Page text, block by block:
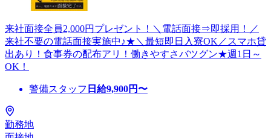
来社面接全員2,000円プレゼント！＼電話面接⇒即採用！／
来社不要の電話面接実施中♪★＼最短即日入寮OK／スマホ貸
出あり！食事券の配布アリ！働きやすさバツグン★週1日～
OK！
警備スタッフ 日給9,900円〜
勤務地